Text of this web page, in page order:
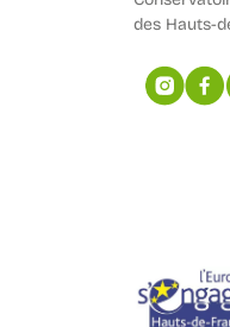
des Hauts-